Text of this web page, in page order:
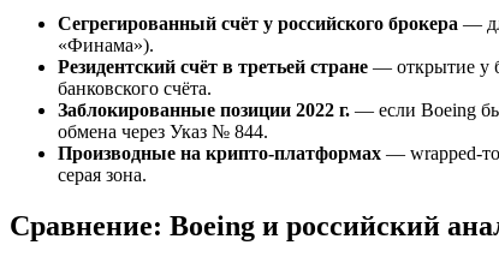
Сегрегированный счёт у российского брокера —
«Финама»).
Резидентский счёт в третьей стране — открытие у
банковского счёта.
Заблокированные позиции 2022 г. — если Boeing
обмена через Указ № 844.
Производные на крипто-платформах — wrapped-
серая зона.
Сравнение: Boeing и российский